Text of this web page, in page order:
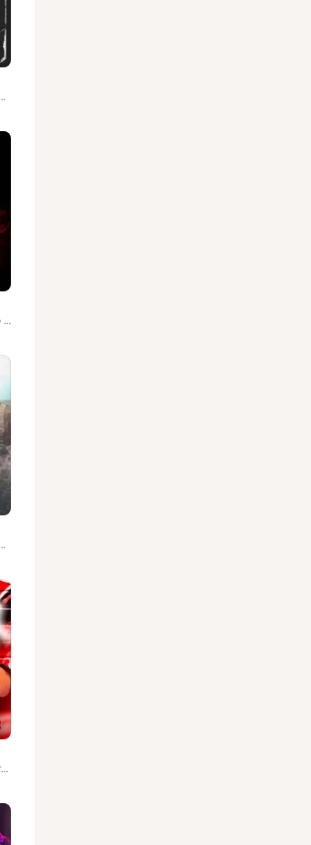
do grandão
TROPA DO GRANDÃO, KN No Beat
KN No Beat feat. DJ Nathi
KAKAXI NO BEAT, Tropa do Grandão